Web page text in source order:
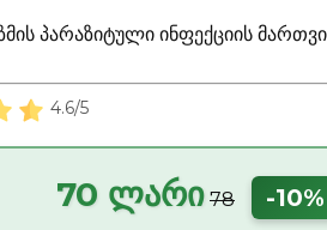
პარაზიტული ინფექციის
4.6/5
70 ლარი 78 -10%